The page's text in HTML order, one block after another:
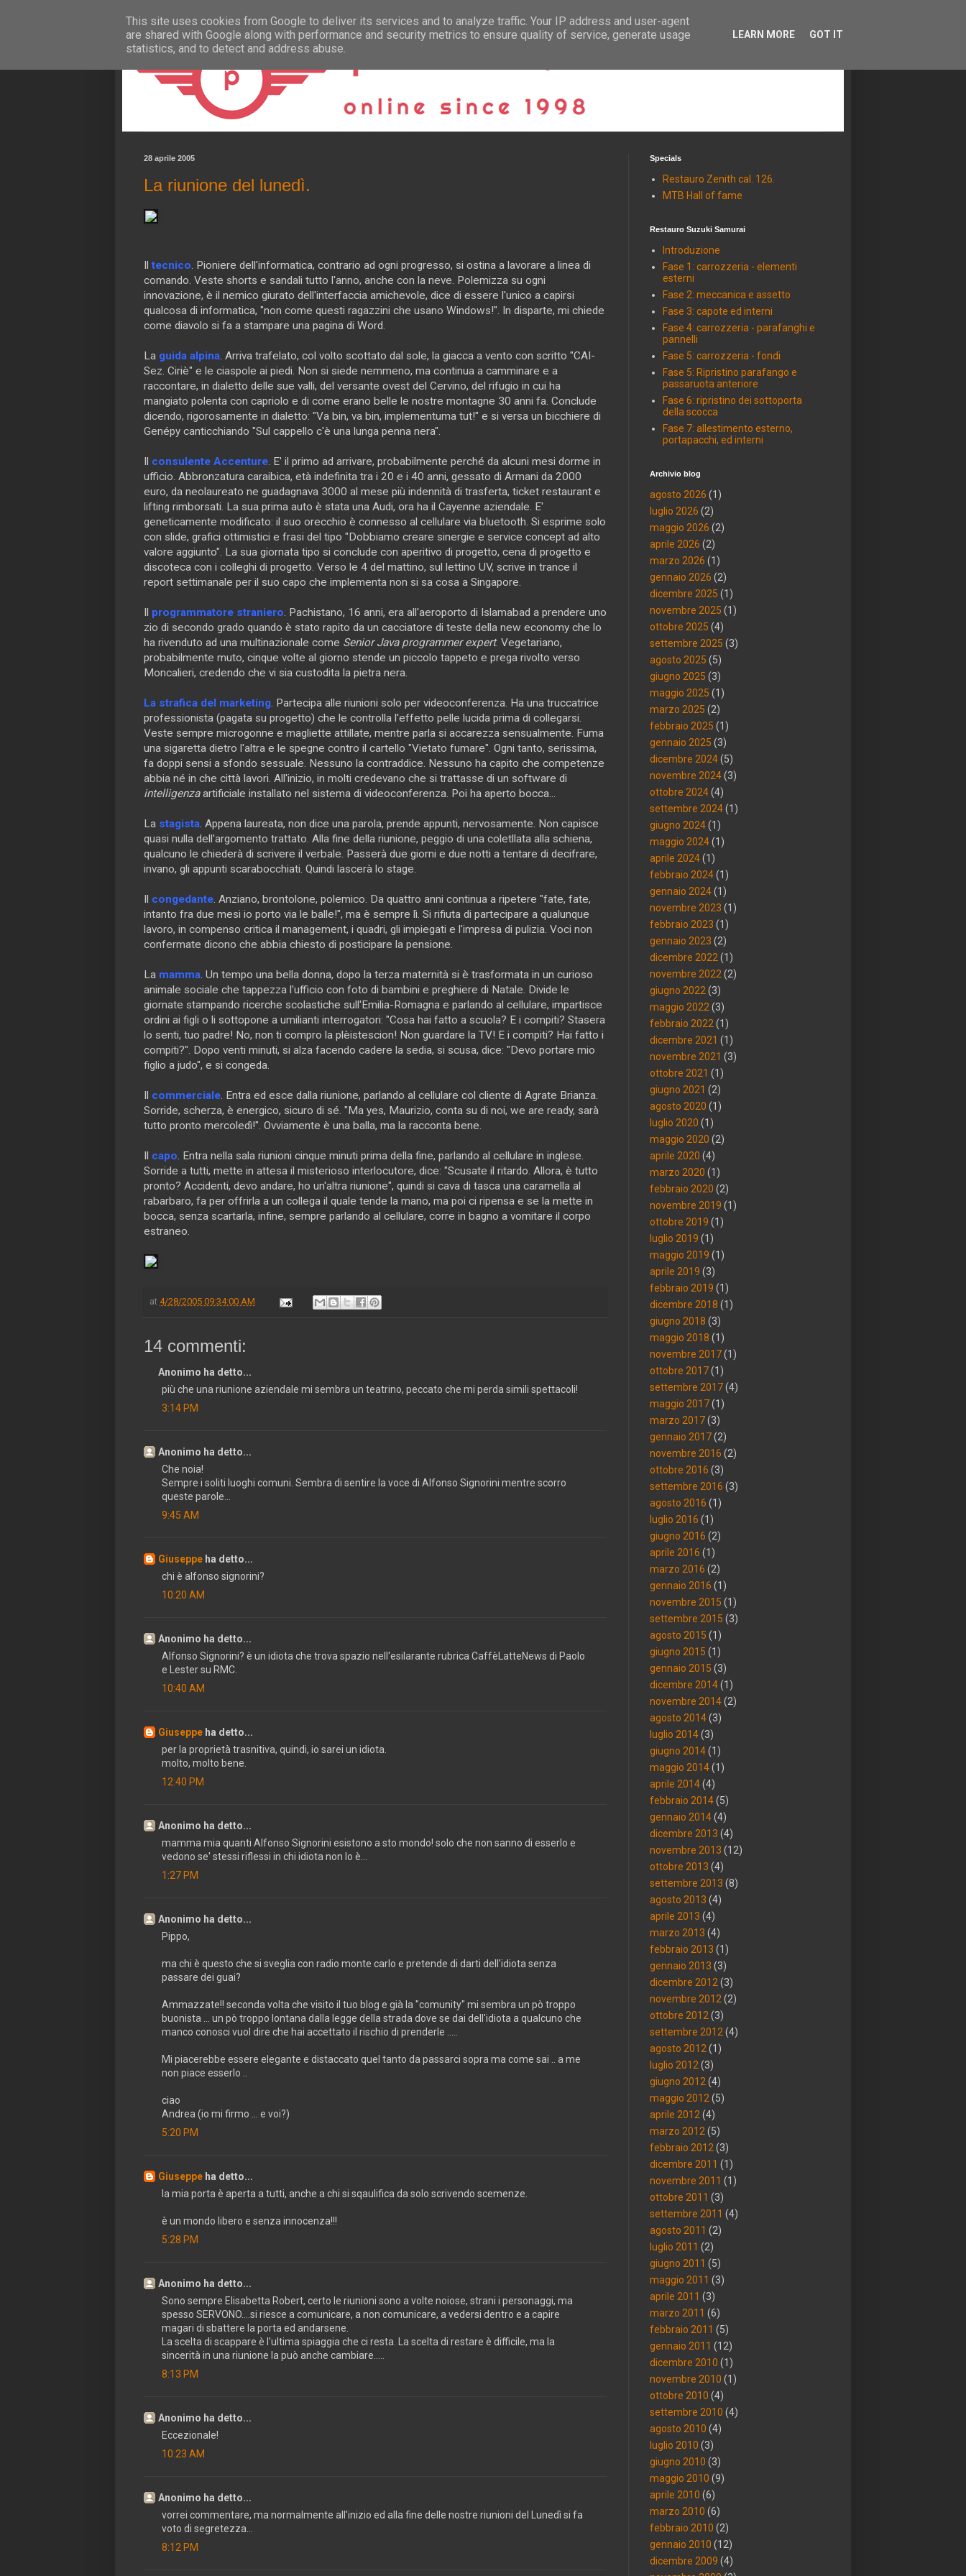
28 aprile 2005
La riunione del lunedì.
Iltecnico. Pioniere dell'informatica, contrario ad ogni progresso, si ostina a lavorare a linea di
comando. Veste shorts e sandali tutto l'anno, anche con la neve. Polemizza su ogni
innovazione, è il nemico giurato dell'interfaccia amichevole, dice di essere l'unico a capirsi
qualcosa di informatica, "non come questi ragazzini che usano Windows!". In disparte, mi chiede
come diavolo si fa a stampare una pagina di Word.
La guida alpina. Arriva trafelato, col volto scottato dal sole, la giacca a vento con scritto "CAI-
Sez. Ciriè" e le ciaspole ai piedi. Non si siede nemmeno, ma continua a camminare e a
raccontare, in dialetto delle sue valli, del versante ovest del Cervino, del rifugio in cui ha
mangiato polenta con capriolo e di come erano belle le nostre montagne 30 anni fa. Conclude
dicendo, rigorosamente in dialetto: "Va bin, va bin, implementuma tut!" e si versa un bicchiere di
Genépy canticchiando "Sul cappello c'è una lunga penna nera".
Il consulente Accenture. E' il primo ad arrivare, probabilmente perché da alcuni mesi dorme in
ufficio. Abbronzatura caraibica, età indefinita tra i 20 e i 40 anni, gessato di Armani da 2000
euro, da neolaureato ne guadagnava 3000 al mese più indennità di trasferta, ticket restaurant e
lifting rimborsati. La sua prima auto è stata una Audi, ora ha il Cayenne aziendale. E'
geneticamente modificato: il suo orecchio è connesso al cellulare via bluetooth. Si esprime solo
con slide, grafici ottimistici e frasi del tipo "Dobbiamo creare sinergie e service concept ad alto
valore aggiunto". La sua giornata tipo si conclude con aperitivo di progetto, cena di progetto e
discoteca con i colleghi di progetto. Verso le 4 del mattino, sul lettino UV, scrive in trance il
report settimanale per il suo capo che implementa non si sa cosa a Singapore.
Il programmatore straniero. Pachistano, 16 anni, era all'aeroporto di Islamabad a prendere uno
zio di secondo grado quando è stato rapito da un cacciatore di teste della new economy che lo
ha rivenduto ad una multinazionale come Senior Java programmer expert. Vegetariano,
probabilmente muto, cinque volte al giorno stende un piccolo tappeto e prega rivolto verso
Moncalieri, credendo che vi sia custodita la pietra nera.
La strafica del marketing. Partecipa alle riunioni solo per videoconferenza. Ha una truccatrice
professionista (pagata su progetto) che le controlla l'effetto pelle lucida prima di collegarsi.
Veste sempre microgonne e magliette attillate, mentre parla si accarezza sensualmente. Fuma
una sigaretta dietro l'altra e le spegne contro il cartello "Vietato fumare". Ogni tanto, serissima,
fa doppi sensi a sfondo sessuale. Nessuno la contraddice. Nessuno ha capito che competenze
abbia né in che città lavori. All'inizio, in molti credevano che si trattasse di un software di
intelligenzaartificiale installato nel sistema di videoconferenza. Poi ha aperto bocca...
La stagista. Appena laureata, non dice una parola, prende appunti, nervosamente. Non capisce
quasi nulla dell'argomento trattato. Alla fine della riunione, peggio di una coletllata alla schiena,
qualcuno le chiederà di scrivere il verbale. Passerà due giorni e due notti a tentare di decifrare,
invano, gli appunti scarabocchiati. Quindi lascerà lo stage.
Il congedante. Anziano, brontolone, polemico. Da quattro anni continua a ripetere "fate, fate,
intanto fra due mesi io porto via le balle!", ma è sempre lì. Si rifiuta di partecipare a qualunque
lavoro, in compenso critica il management, i quadri, gli impiegati e l'impresa di pulizia. Voci non
confermate dicono che abbia chiesto di posticipare la pensione.
La mamma. Un tempo una bella donna, dopo la terza maternità si è trasformata in un curioso
animale sociale che tappezza l'ufficio con foto di bambini e preghiere di Natale. Divide le
giornate stampando ricerche scolastiche sull'Emilia-Romagna e parlando al cellulare, impartisce
ordini ai figli o li sottopone a umilianti interrogatori: "Cosa hai fatto a scuola? E i compiti? Stasera
lo senti, tuo padre! No, non ti compro la plèistescion! Non guardare la TV! E i compiti? Hai fatto i
compiti?". Dopo venti minuti, si alza facendo cadere la sedia, si scusa, dice: "Devo portare mio
figlio a judo", e si congeda.
Il commerciale. Entra ed esce dalla riunione, parlando al cellulare col cliente di Agrate Brianza.
Sorride, scherza, è energico, sicuro di sé. "Ma yes, Maurizio, conta su di noi, we are ready, sarà
tutto pronto mercoledì!". Ovviamente è una balla, ma la racconta bene.
Il capo. Entra nella sala riunioni cinque minuti prima della fine, parlando al cellulare in inglese.
Sorride a tutti, mette in attesa il misterioso interlocutore, dice: "Scusate il ritardo. Allora, è tutto
pronto? Accidenti, devo andare, ho un'altra riunione", quindi si cava di tasca una caramella al
rabarbaro, fa per offrirla a un collega il quale tende la mano, ma poi ci ripensa e se la mette in
bocca, senza scartarla, infine, sempre parlando al cellulare, corre in bagno a vomitare il corpo
estraneo.
at 4/28/2005 09:34:00 AM
14 commenti:
Anonimo ha detto...
più che una riunione aziendale mi sembra un teatrino, peccato che mi perda simili spettacoli!
3:14 PM
Anonimo ha detto...
Che noia!
Sempre i soliti luoghi comuni. Sembra di sentire la voce di Alfonso Signorini mentre scorro
queste parole...
9:45 AM
Giuseppe ha detto...
chi è alfonso signorini?
10:20 AM
Anonimo ha detto...
Alfonso Signorini? è un idiota che trova spazio nell'esilarante rubrica CaffèLatteNews di Paolo
e Lester su RMC.
10:40 AM
Giuseppe ha detto...
per la proprietà trasnitiva, quindi, io sarei un idiota.
molto, molto bene.
12:40 PM
Anonimo ha detto...
mamma mia quanti Alfonso Signorini esistono a sto mondo! solo che non sanno di esserlo e
vedono se' stessi riflessi in chi idiota non lo è...
1:27 PM
Anonimo ha detto...
Pippo,
ma chi è questo che si sveglia con radio monte carlo e pretende di darti dell'idiota senza
passare dei guai?
Ammazzate!! seconda volta che visito il tuo blog e già la "comunity" mi sembra un pò troppo
buonista ... un pò troppo lontana dalla legge della strada dove se dai dell'idiota a qualcuno che
manco conosci vuol dire che hai accettato il rischio di prenderle .....
Mi piacerebbe essere elegante e distaccato quel tanto da passarci sopra ma come sai .. a me
non piace esserlo ..
ciao
Andrea (io mi firmo ... e voi?)
5:20 PM
Giuseppe ha detto...
la mia porta è aperta a tutti, anche a chi si sqaulifica da solo scrivendo scemenze.
è un mondo libero e senza innocenza!!!
5:28 PM
Anonimo ha detto...
Sono sempre Elisabetta Robert, certo le riunioni sono a volte noiose, strani i personaggi, ma
spesso SERVONO....si riesce a comunicare, a non comunicare, a vedersi dentro e a capire
magari di sbattere la porta ed andarsene.
La scelta di scappare è l'ultima spiaggia che ci resta. La scelta di restare è difficile, ma la
sincerità in una riunione la può anche cambiare.....
8:13 PM
Anonimo ha detto...
Eccezionale!
10:23 AM
Anonimo ha detto...
vorrei commentare, ma normalmente all'inizio ed alla fine delle nostre riunioni del Lunedì si fa
voto di segretezza...
8:12 PM
Specials
Restauro Zenith cal. 126.
MTB Hall of fame
Restauro Suzuki Samurai
Introduzione
Fase 1: carrozzeria - elementi
esterni
Fase 2: meccanica e assetto
Fase 3: capote ed interni
Fase 4: carrozzeria - parafanghi e
pannelli
Fase 5: carrozzeria - fondi
Fase 5: Ripristino parafango e
passaruota anteriore
Fase 6: ripristino dei sottoporta
della scocca
Fase 7: allestimento esterno,
portapacchi, ed interni
Archivio blog
agosto 2026 (1)
luglio 2026 (2)
maggio 2026 (2)
aprile 2026 (2)
marzo 2026 (1)
gennaio 2026 (2)
dicembre 2025 (1)
novembre 2025 (1)
ottobre 2025 (4)
settembre 2025 (3)
agosto 2025 (5)
giugno 2025 (3)
maggio 2025 (1)
marzo 2025 (2)
febbraio 2025 (1)
gennaio 2025 (3)
dicembre 2024(5)
novembre 2024(3)
ottobre 2024(4)
settembre 2024(1)
giugno 2024(1)
maggio 2024(1)
aprile 2024(1)
febbraio 2024(1)
gennaio 2024(1)
novembre 2023 (1)
febbraio 2023 (1)
gennaio 2023 (2)
dicembre 2022 (1)
novembre 2022 (2)
giugno 2022 (3)
maggio 2022 (3)
febbraio 2022 (1)
dicembre 2021 (1)
novembre 2021 (3)
ottobre 2021 (1)
giugno 2021 (2)
agosto 2020 (1)
luglio 2020 (1)
maggio 2020 (2)
aprile 2020 (4)
marzo 2020 (1)
febbraio 2020 (2)
novembre 2019 (1)
ottobre 2019 (1)
luglio 2019 (1)
maggio 2019 (1)
aprile 2019 (3)
febbraio 2019 (1)
dicembre 2018 (1)
giugno 2018 (3)
maggio 2018 (1)
novembre 2017(1)
ottobre 2017(1)
settembre 2017(4)
maggio 2017(1)
marzo 2017(3)
gennaio 2017(2)
novembre 2016 (2)
ottobre 2016 (3)
settembre 2016 (3)
agosto 2016 (1)
luglio 2016 (1)
giugno 2016 (2)
aprile 2016 (1)
marzo 2016 (2)
gennaio 2016 (1)
novembre 2015 (1)
settembre 2015 (3)
agosto 2015 (1)
giugno 2015 (1)
gennaio 2015 (3)
dicembre 2014(1)
novembre 2014(2)
agosto 2014(3)
luglio 2014(3)
giugno 2014(1)
maggio 2014(1)
aprile 2014(4)
febbraio 2014(5)
gennaio 2014(4)
dicembre 2013 (4)
novembre 2013 (12)
ottobre 2013 (4)
settembre 2013 (8)
agosto 2013 (4)
aprile 2013 (4)
marzo 2013 (4)
febbraio 2013 (1)
gennaio 2013 (3)
dicembre 2012 (3)
novembre 2012 (2)
ottobre 2012 (3)
settembre 2012 (4)
agosto 2012 (1)
luglio 2012 (3)
giugno 2012 (4)
maggio 2012 (5)
aprile 2012 (4)
marzo 2012 (5)
febbraio 2012 (3)
dicembre 2011 (1)
novembre 2011 (1)
ottobre 2011 (3)
settembre 2011 (4)
agosto 2011 (2)
luglio 2011 (2)
giugno 2011 (5)
maggio 2011 (3)
aprile 2011 (3)
marzo 2011 (6)
febbraio 2011 (5)
gennaio 2011 (12)
dicembre 2010 (1)
novembre 2010 (1)
ottobre 2010 (4)
settembre 2010 (4)
agosto 2010 (4)
luglio 2010 (3)
giugno 2010 (3)
maggio 2010 (9)
aprile 2010 (6)
marzo 2010 (6)
febbraio 2010 (2)
gennaio 2010 (12)
dicembre 2009 (4)
This site uses cookies from Google to deliver its services and to analyze traffic. Your IP address and user-agent
are shared with Google along with performance and security metrics to ensure quality of service, generate usage
statistics, and to detect and address abuse.
LEARN MORE GOT IT